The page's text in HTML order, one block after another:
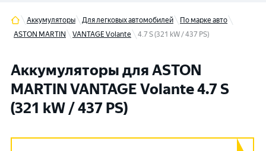
Аккумуляторы Для легковых автомобилей
По марке авто
ASTON MARTIN
VANTAGE Volante 4.7 S (321 kW / 437 PS)
Аккумуляторы для ASTON
MARTIN VANTAGE Volante 4.7 S
(321 kW / 437 PS)